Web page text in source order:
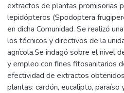
extractos de plantas promisorias
lepidópteros (Spodoptera
en dicha Comunidad. Se realizó
los técnicos y directivos de la
agrícola.Se indagó sobre el nivel
y empleo con fines fitosanitarios
efectividad de extractos
plantas: cardón, eucalipto, paraíso